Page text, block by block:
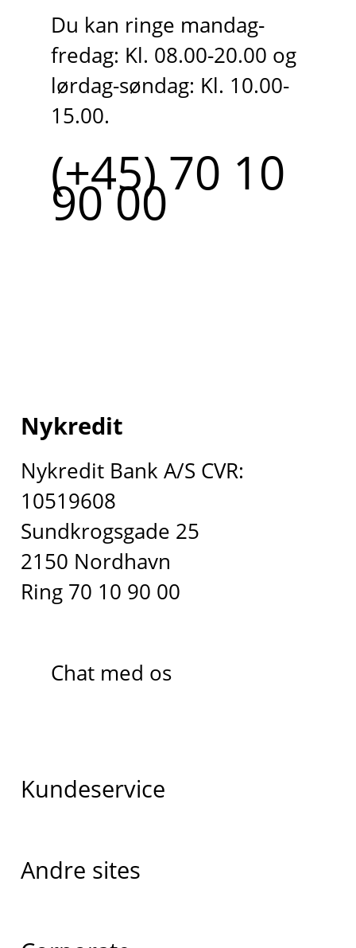
Du kan ringe mandag-
fredag: Kl. 08.00-20.00 og
lørdag-søndag: Kl. 10.00-
15.00.
(+45) 70 10
90 00
Nykredit
Nykredit Bank A/S CVR:
10519608
Sundkrogsgade 25
2150 Nordhavn
Ring 70 10 90 00
Chat med os
Kundeservice
Andre sites